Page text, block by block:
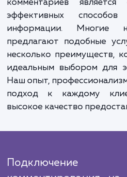
трафика на вашем
комментариев
пользователей и
в поисковых
увеличить время
вашем сайте и
понимания
комментариев